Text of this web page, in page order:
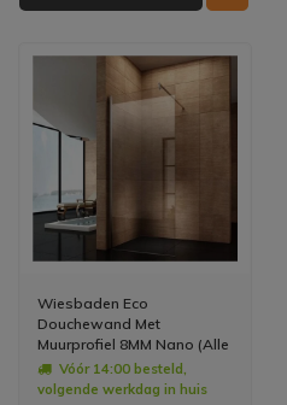
Wiesbaden Eco
Douchewand Met
Muurprofiel 8MM Nano (Alle
Maten) X 200CM
Vóór 14:00 besteld,
volgende werkdag in huis